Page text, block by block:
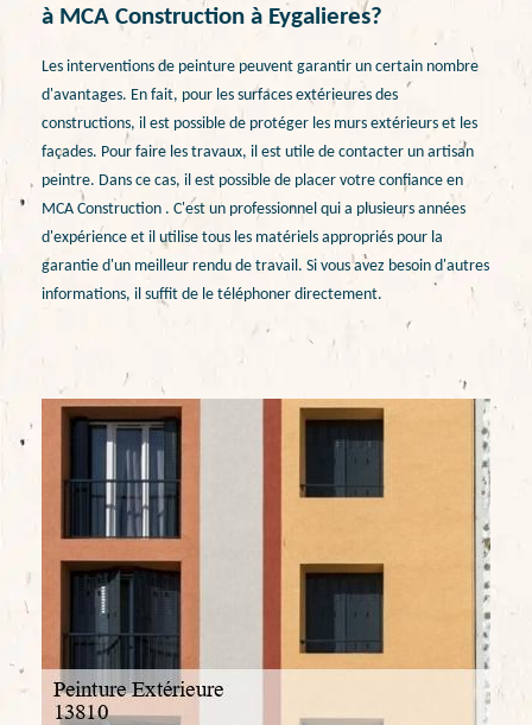
à MCA Construction à Eygalieres?
Les interventions de peinture peuvent garantir un certain nombre
d'avantages. En fait, pour les surfaces extérieures des
constructions, il est possible de protéger les murs extérieurs et les
façades. Pour faire les travaux, il est utile de contacter un artisan
peintre. Dans ce cas, il est possible de placer votre confiance en
MCA Construction . C'est un professionnel qui a plusieurs années
d'expérience et il utilise tous les matériels appropriés pour la
garantie d'un meilleur rendu de travail. Si vous avez besoin d'autres
informations, il suffit de le téléphoner directement.